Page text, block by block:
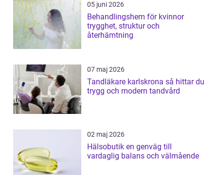
05 juni 2026
Behandlingshem för kvinnor
trygghet, struktur och
återhämtning
07 maj 2026
Tandläkare karlskrona så hittar du
trygg och modern tandvård
02 maj 2026
Hälsobutik en genväg till
vardaglig balans och välmående